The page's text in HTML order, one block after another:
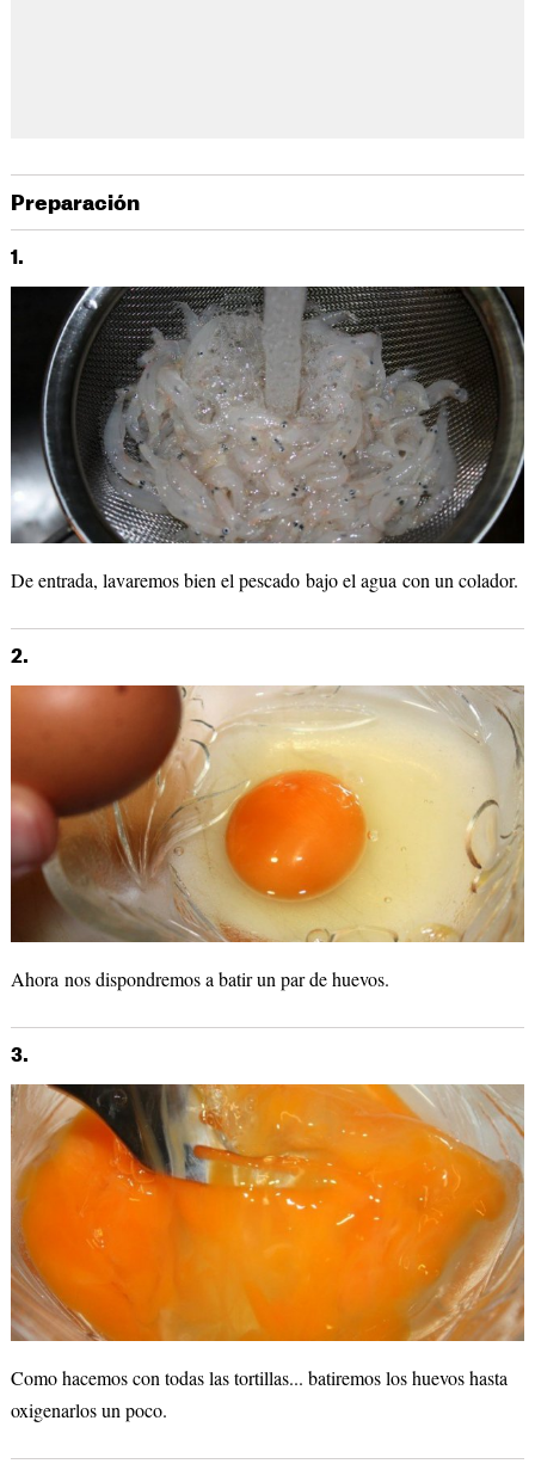
Preparación
1.
De entrada, lavaremos bien el pescado bajo el agua con un colador.
2.
Ahora nos dispondremos a batir un par de huevos.
3.
Como hacemos con todas las tortillas... batiremos los huevos hasta
oxigenarlos un poco.